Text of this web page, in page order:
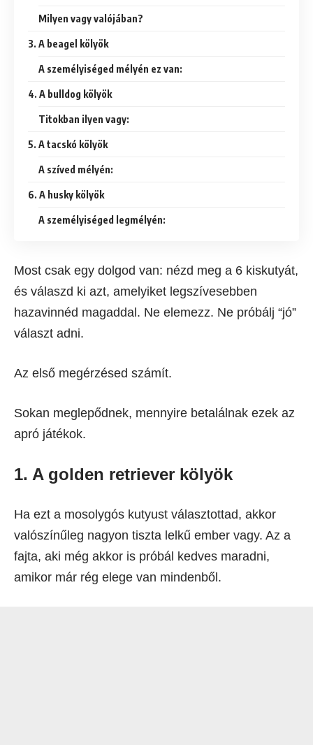
Milyen vagy valójában?
3. A beagel kölyök
A személyiséged mélyén ez van:
4. A bulldog kölyök
Titokban ilyen vagy:
5. A tacskó kölyök
A szíved mélyén:
6. A husky kölyök
A személyiséged legmélyén:
Most csak egy dolgod van: nézd meg a 6 kiskutyát,
és válaszd ki azt, amelyiket legszívesebben
hazavinnéd magaddal. Ne elemezz. Ne próbálj “jó”
választ adni.
Az első megérzésed számít.
Sokan meglepődnek, mennyire betalálnak ezek az
apró játékok.
1. A golden retriever kölyök
Ha ezt a mosolygós kutyust választottad, akkor
valószínűleg nagyon tiszta lelkű ember vagy. Az a
fajta, aki még akkor is próbál kedves maradni,
amikor már rég elege van mindenből.